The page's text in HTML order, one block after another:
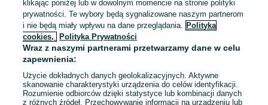
Mikroskora
Magdalena
22.08.2025
klikając poniżej lub w dowolnym momencie na stronie polityki
prywatności. Te wybory będą sygnalizowane naszym partnerom
i nie będą miały wpływu na dane przeglądania. Polityka
cookies,
Polityka Prywatności
Wraz z naszymi partnerami przetwarzamy dane w celu
zapewnienia:
Użycie dokładnych danych geolokalizacyjnych. Aktywne
skanowanie charakterystyki urządzenia do celów identyfikacji.
Rozumienie odbiorców dzięki statystyce lub kombinacji danych
z różnych źródeł. Przechowywanie informacji na urządzeniu lub